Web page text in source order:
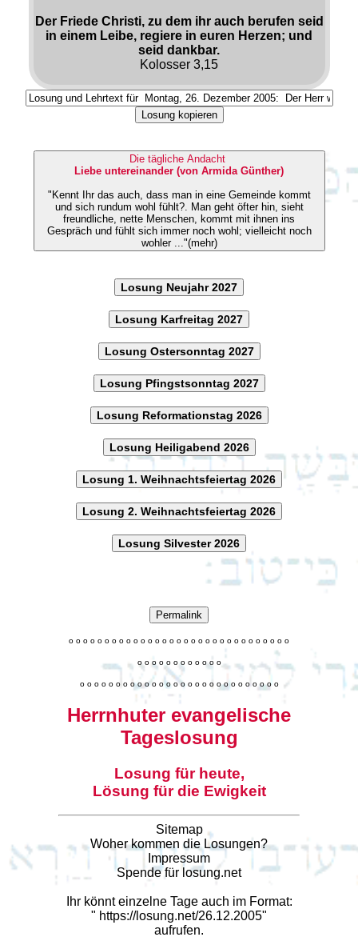
Der Friede Christi, zu dem ihr auch berufen seid
in einem Leibe, regiere in euren Herzen; und
seid dankbar.
Kolosser 3,15
Losung kopieren
Die tägliche Andacht
Liebe untereinander (von Armida Günther)
"Kennt Ihr das auch, dass man in eine Gemeinde kommt
und sich rundum wohl fühlt?. Man geht öfter hin, sieht
freundliche, nette Menschen, kommt mit ihnen ins
Gespräch und fühlt sich immer noch wohl; vielleicht noch
wohler ..."(mehr)
Losung Neujahr 2027
Losung Karfreitag 2027
Losung Ostersonntag 2027
Losung Pfingstsonntag 2027
Losung Reformationstag 2026
Losung Heiligabend 2026
Losung 1. Weihnachtsfeiertag 2026
Losung 2. Weihnachtsfeiertag 2026
Losung Silvester 2026
Permalink
o o o o o o o o o o o o o o o o o o o o o o o o o o o o o o o
o o o o o o o o o o o o
o o o o o o o o o o o o o o o o o o o o o o o o o o o o
Herrnhuter evangelische
Tageslosung
Losung für heute,
Lösung für die Ewigkeit
Sitemap
Woher kommen die Losungen?
Impressum
Spende für losung.net
Ihr könnt einzelne Tage auch im Format:
" https://losung.net/26.12.2005"
aufrufen.